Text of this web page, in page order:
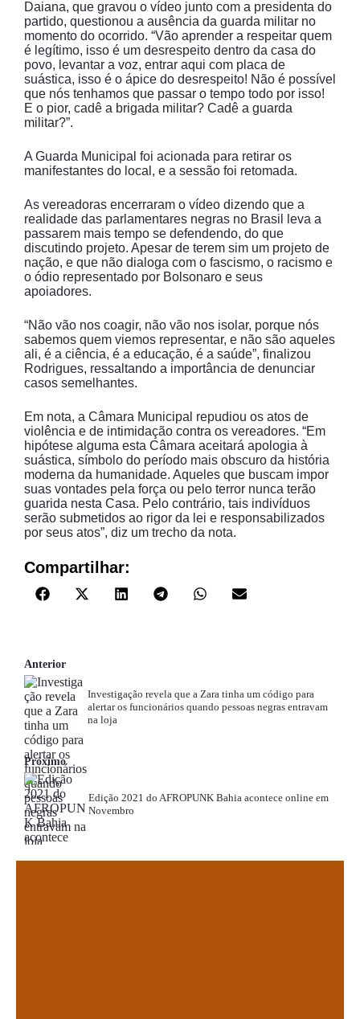
Daiana, que gravou o vídeo junto com a presidenta do
partido, questionou a ausência da guarda militar no
momento do ocorrido. “Vão aprender a respeitar quem
é legítimo, isso é um desrespeito dentro da casa do
povo, levantar a voz, entrar aqui com placa de
suástica, isso é o ápice do desrespeito! Não é possível
que nós tenhamos que passar o tempo todo por isso!
E o pior, cadê a brigada militar? Cadê a guarda
militar?”.
A Guarda Municipal foi acionada para retirar os
manifestantes do local, e a sessão foi retomada.
As vereadoras encerraram o vídeo dizendo que a
realidade das parlamentares negras no Brasil leva a
passarem mais tempo se defendendo, do que
discutindo projeto. Apesar de terem sim um projeto de
nação, e que não dialoga com o fascismo, o racismo e
o ódio representado por Bolsonaro e seus
apoiadores.
“Não vão nos coagir, não vão nos isolar, porque nós
sabemos quem viemos representar, e não são aqueles
ali, é a ciência, é a educação, é a saúde”, finalizou
Rodrigues, ressaltando a importância de denunciar
casos semelhantes.
Em nota, a Câmara Municipal repudiou os atos de
violência e de intimidação contra os vereadores. “Em
hipótese alguma esta Câmara aceitará apologia à
suástica, símbolo do período mais obscuro da história
moderna da humanidade. Aqueles que buscam impor
suas vontades pela força ou pelo terror nunca terão
guarida nesta Casa. Pelo contrário, tais indivíduos
serão submetidos ao rigor da lei e responsabilizados
por seus atos”, diz um trecho da nota.
Compartilhar:
Anterior
Investigação revela que a Zara tinha um código para
alertar os funcionários quando pessoas negras entravam
na loja
Próximo
Edição 2021 do AFROPUNK Bahia acontece online em
Novembro